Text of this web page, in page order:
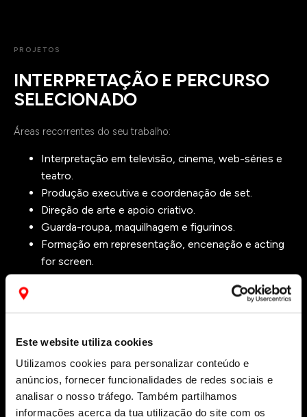
Este website utiliza cookies
Utilizamos cookies para personalizar conteúdo e
anúncios, fornecer funcionalidades de redes sociais e
analisar o nosso tráfego. Também partilhamos
informações acerca da tua utilização do site com os
PROJETOS
INTERPRETAÇÃO E PERCURSO
SELECIONADO
Áreas recorrentes do seu trabalho:
Interpretação em televisão, cinema, web-séries e
teatro.
Produção executiva e coordenação de set.
Direção de arte e apoio criativo.
Guarda-roupa, maquilhagem e figurinos.
Formação em representação, encenação e acting
for screen.
Representada pela
. Em IMDb, os créditos mais
visíveis neste momento passam por
Random
2025
ECOS DO MAR
SÉRIE · RTP PLAY